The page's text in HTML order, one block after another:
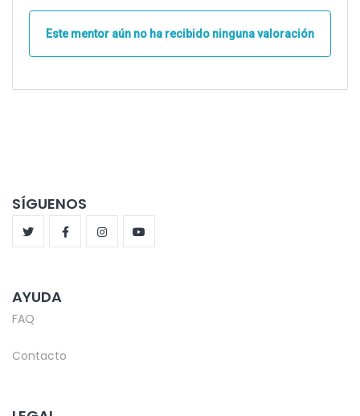
Este mentor aún no ha recibido ninguna valoración
SÍGUENOS
AYUDA
FAQ
Contacto